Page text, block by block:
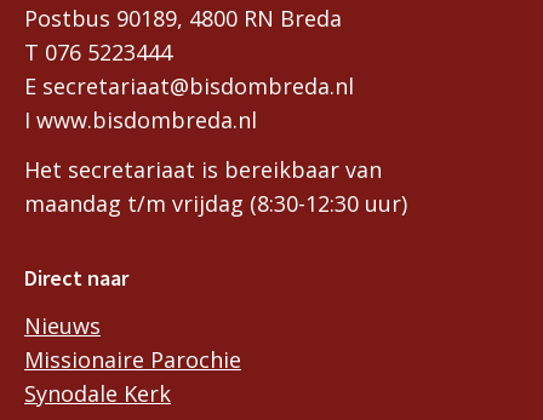
Postbus 90189, 4800 RN Breda
T 076 5223444
E secretariaat@bisdombreda.nl
I www.bisdombreda.nl
Het secretariaat is bereikbaar van
maandag t/m vrijdag (8:30-12:30 uur)
Direct naar
Nieuws
Missionaire Parochie
Synodale Kerk